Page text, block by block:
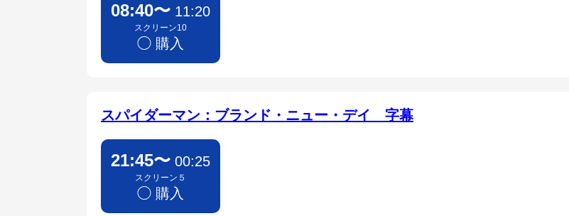
08:40〜 11:20
スクリーン10
◯ 購入
スパイダーマン：ブランド・ニュー・デイ 字幕
21:45〜 00:25
スクリーン５
◯ 購入